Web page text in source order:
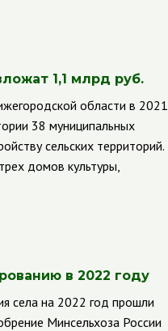
1,1 млрд руб.
области в 2021
38 муниципальных
сельских территорий.
домов культуры,
в 2022 году
села на 2022 год прошли
Минсельхоза России